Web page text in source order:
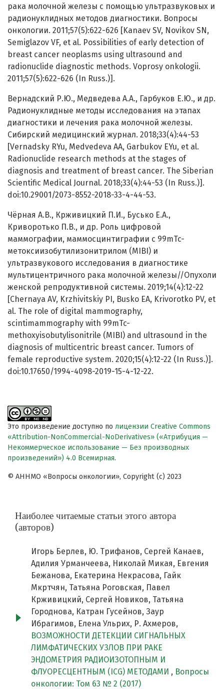
рака молочной железы с помощью ультразвуковых и
радионуклидных методов диагностики. Вопросы
онкологии. 2011;57(5):622-626 [Kanaev SV, Novikov SN,
Semiglazov VF, et al. Possibilities of early detection of
breast cancer neoplasms using ultrasound and
radionuclide diagnostic methods. Voprosy onkologii.
2011;57(5):622-626 (In Russ.)].
Вернадский Р.Ю., Медведева А.А., Гарбуков Е.Ю., и др.
Радионуклидные методы исследования на этапах
диагностики и лечения рака молочной железы.
Сибирский медицинский журнал. 2018;33(4):44-53
[Vernadsky RYu, Medvedeva AA, Garbukov EYu, et al.
Radionuclide research methods at the stages of
diagnosis and treatment of breast cancer. The Siberian
Scientific Medical Journal. 2018;33(4):44-53 (In Russ.)].
doi:10.29001/2073-8552-2018-33-4-44-53.
Чёрная А.В., Крживицкий П.И., Бусько Е.А.,
Криворотько П.В., и др. Роль цифровой
маммографии, маммосцинтиграфии с 99mTc-
метоксиизобутилизонитрилом (MIBI) и
ультразвукового исследования в диагностике
мультицентричного рака молочной железы//Опухоли
женской репродуктивной системы. 2019;14(4):12-22
[Chernaya AV, Krzhivitskiy PI, Busko EA, Krivorotko PV, et
al. The role of digital mammography,
scintimammography with 99mTc-
methoxyisobutylisonitrile (MIBI) and ultrasound in the
diagnosis of multicentric breast cancer. Tumors of
female reproductive system. 2020;15(4):12-22 (In Russ.)].
doi:10.17650/1994-4098-2019-15-4-12-22.
Это произведение доступно по лицензии Creative Commons
«Attribution-NonCommercial-NoDerivatives» («Атрибуция —
Некоммерческое использование — Без производных
произведений») 4.0 Всемирная.
© АННМО «Вопросы онкологии», Copyright (c) 2023
Наиболее читаемые статьи этого автора
(авторов)
Игорь Берлев, Ю. Трифанов, Сергей Канаев,
Адилия Урманчеева, Николай Микая, Евгения
Бежанова, Екатерина Некрасова, Гайк
Мкртчян, Татьяна Роговская, Павел
Крживицкий, Сергей Новиков, Татьяна
Городнова, Катран Гусейнов, Заур
Ибрагимов, Елена Ульрих, Р. Ахмеров,
ВОЗМОЖНОСТИ ДЕТЕКЦИИ СИГНАЛЬНЫХ
ЛИМФАТИЧЕСКИХ УЗЛОВ ПРИ РАКЕ
ЭНДОМЕТРИЯ РАДИОИЗОТОПНЫМ И
ФЛУОРЕСЦЕНТНЫМ (ICG) МЕТОДАМИ , Вопросы
онкологии: Том 63 № 2 (2017)